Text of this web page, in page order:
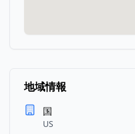
地域情報
国
US